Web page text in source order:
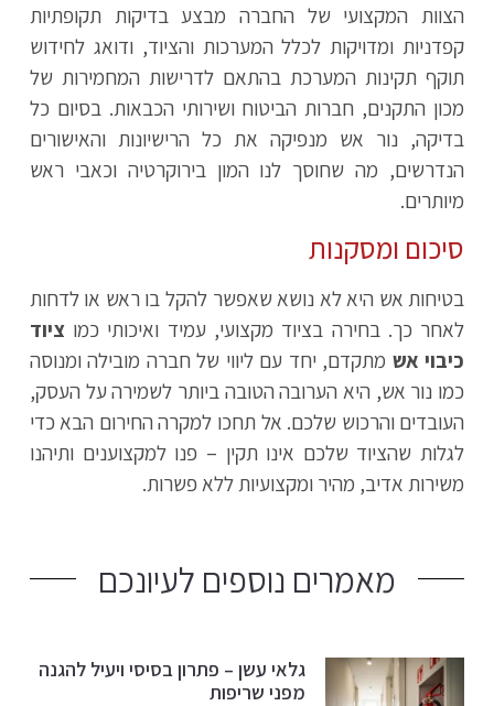
הצוות המקצועי של החברה מבצע בדיקות תקופתיות
קפדניות ומדויקות לכלל המערכות והציוד, ודואג לחידוש
תוקף תקינות המערכת בהתאם לדרישות המחמירות של
מכון התקנים, חברות הביטוח ושירותי הכבאות. בסיום כל
בדיקה, נור אש מנפיקה את כל הרישיונות והאישורים
הנדרשים, מה שחוסך לנו המון בירוקרטיה וכאבי ראש
מיותרים.
סיכום ומסקנות
בטיחות אש היא לא נושא שאפשר להקל בו ראש או לדחות
לאחר כך. בחירה בציוד מקצועי, עמיד ואיכותי כמוציוד
כיבוי אש מתקדם, יחד עם ליווי של חברה מובילה ומנוסה
כמו נור אש, היא הערובה הטובה ביותר לשמירה על העסק,
העובדים והרכוש שלכם. אל תחכו למקרה החירום הבא כדי
לגלות שהציוד שלכם אינו תקין – פנו למקצוענים ותיהנו
משירות אדיב, מהיר ומקצועיות ללא פשרות.
מאמרים נוספים לעיונכם
גלאי עשן – פתרון בסיסי ויעיל להגנה
מפני שריפות